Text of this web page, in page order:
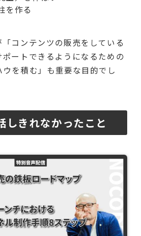
を作る
コンテンツの販売をしている
ートできるようになるための
ウを積む」も重要な目的でし
しきれなかったこと